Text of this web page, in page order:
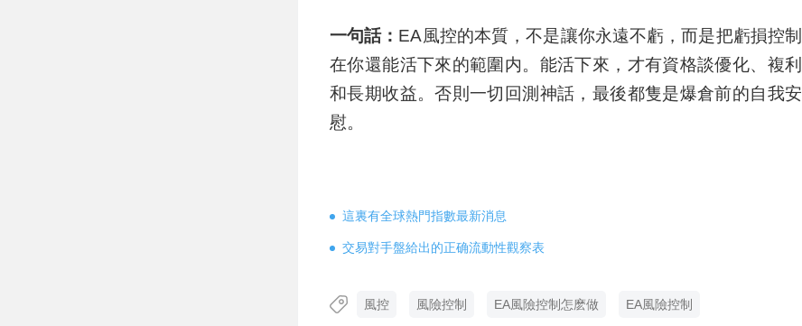
一句話： EA風控的本質，不是讓你永遠不虧，而是把虧損控制
在你還能活下來的範圍内。能活下來，才有資格談優化、複利
和長期收益。否則一切回測神話，最後都隻是爆倉前的自我安
慰。
這裏有全球熱門指數最新消息
交易對手盤給出的正确流動性觀察表
風控 風險控制 EA風險控制怎麽做 EA風險控制